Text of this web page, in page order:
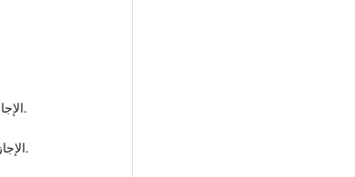
2004 الإجازة الدقيقة (دكتوراه) في القانون من جامعة أبردين (بريطانيا).
2000 الإجازة العالية (ماجستير) في القانون من جامعة أبردين (بريطانيا).